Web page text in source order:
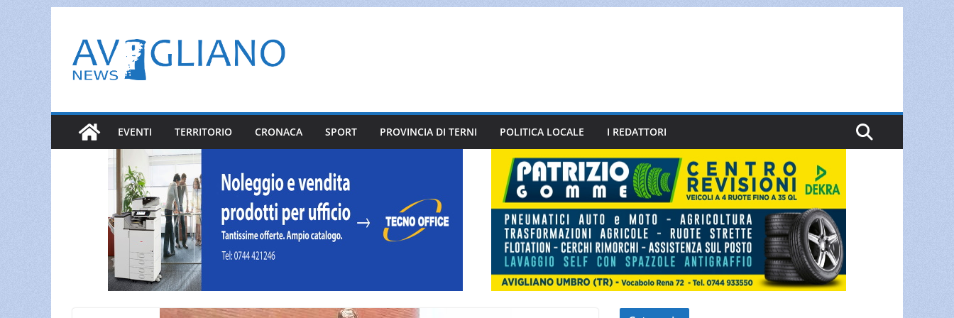
contenuto
EVENTI TERRITORIO CRONACA SPORT PROVINCIA DI TERNI POLITICA LOCALE I REDATTORI